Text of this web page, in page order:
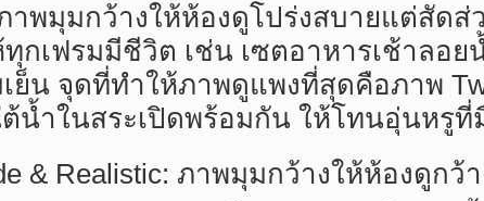
าพมุมกว้างให้ห้องดูโปร่งสบายแต่สัด
กเฟรมมีชีวิต เช่น เซตอาหารเช้าลอ
ย็น จุดที่ทำให้ภาพดูแพงที่สุดคือภาพ
น้ำในสระเปิดพร้อมกัน ให้โทนอุ่นหรูที่
& Realistic: ภาพมุมกว้างให้ห้องดูกว้